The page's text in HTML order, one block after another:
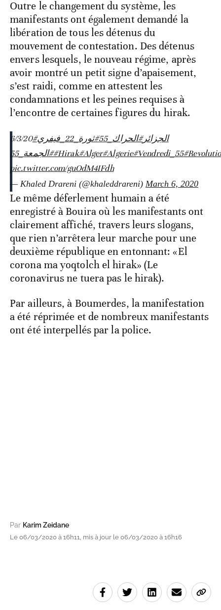
Outre le changement du système, les
manifestants ont également demandé la
libération de tous les détenus du
mouvement de contestation. Des détenus
envers lesquels, le nouveau régime, après
avoir montré un petit signe d’apaisement,
s’est raidi, comme en attestent les
condamnations et les peines requises à
l’encontre de certaines figures du hirak.
6/3/20 #الجزائر#الحراك_55
#ثورة_22_فيفري
#الجمعة_55#Hirak#Alger#Algerie#Vendredi_55
pic.twitter.com/guOdM4IFdh
— Khaled Drareni (@khaleddrareni) March 6, 2020
Le même déferlement humain a été
enregistré à Bouira où les manifestants ont
clairement affiché, travers leurs slogans,
que rien n’arrêtera leur marche pour une
deuxième république en entonnant: «El
corona ma yoqtolch el hirak» (Le
coronavirus ne tuera pas le hirak).
Par ailleurs, à Boumerdes, la manifestation
a été réprimée et de nombreux manifestants
ont été interpellés par la police.
Par Karim Zeidane
Le 06/03/2020 à 16h11, mis à jour le 06/03/2020 à 16h16